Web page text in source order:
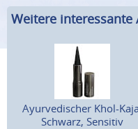
Weitere interessante
Ayurvedischer Khol-
Schwarz, Sensitiv